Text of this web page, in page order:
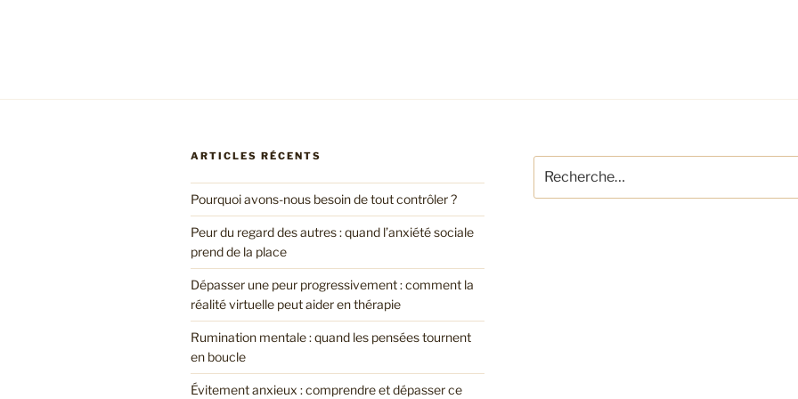
ARTICLES RÉCENTS
Pourquoi avons-nous besoin de tout contrôler ?
Peur du regard des autres : quand l’anxiété sociale
prend de la place
Dépasser une peur progressivement : comment la
réalité virtuelle peut aider en thérapie
Rumination mentale : quand les pensées tournent
en boucle
Évitement anxieux : comprendre et dépasser ce
pour
: